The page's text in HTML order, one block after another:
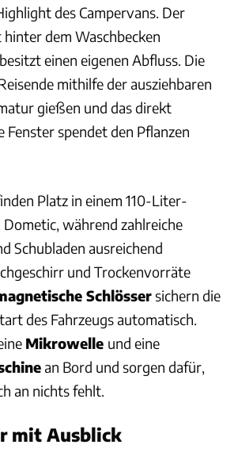
des Campervans. Der
dem Waschbecken
einen eigenen Abfluss. Die
mithilfe der ausziehbaren
gießen und das direkt
Fenster spendet den Pflanzen
Platz in einem 110-Liter-
während zahlreiche
Schubladen ausreichend
und Trockenvorräte
Schlössersichern die
des Fahrzeugs automatisch.
Mikrowelle und eine
an Bord und sorgen dafür,
an nichts fehlt.
mit Ausblick